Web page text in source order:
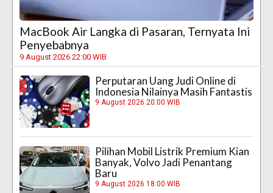
MacBook Air Langka di Pasaran, Ternyata Ini
Penyebabnya
9 August 2026 22:00 WIB
Perputaran Uang Judi Online di
Indonesia Nilainya Masih Fantastis
9 August 2026 20:00 WIB
Pilihan Mobil Listrik Premium Kian
Banyak, Volvo Jadi Penantang
Baru
9 August 2026 18:00 WIB